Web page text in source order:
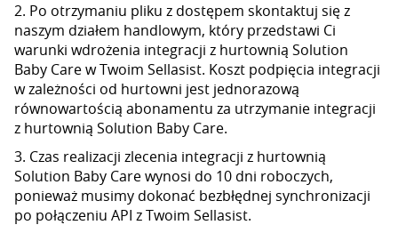
2. Po otrzymaniu pliku z dostępem skontaktuj się z
naszym działem handlowym, który przedstawi Ci
warunki wdrożenia integracji z hurtownią Solution
Baby Care w Twoim Sellasist. Koszt podpięcia integracji
w zależności od hurtowni jest jednorazową
równowartością abonamentu za utrzymanie integracji
z hurtownią Solution Baby Care.
3. Czas realizacji zlecenia integracji z hurtownią
Solution Baby Care wynosi do 10 dni roboczych,
ponieważ musimy dokonać bezbłędnej synchronizacji
po połączeniu API z Twoim Sellasist.